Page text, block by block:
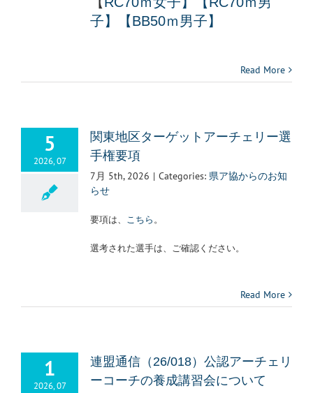
子】【BB50ｍ男子】
Read More
5
2026, 07
関東地区ターゲットアーチェリー選
手権要項
7月 5th, 2026 | Categories: 県ア協からのお知
らせ
要項は、 こちら。
選考された選手は、ご確認ください。
Read More
1
2026, 07
連盟通信（26/018）公認アーチェリ
ーコーチの養成講習会について